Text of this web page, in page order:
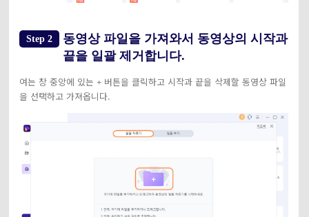
Step 2
동영상 파일을 가져와서 동영상의 시작과
끝을 일괄 제거합니다.
여는 창 중앙에 있는 +버튼을 클릭하고 시작과 끝을 삭제할 동영상 파일
을 선택하고 가져옵니다.